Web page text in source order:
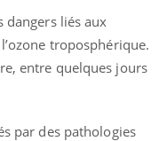
dangers liés aux
troposphérique.
entre quelques jours
par des pathologies
Youtube